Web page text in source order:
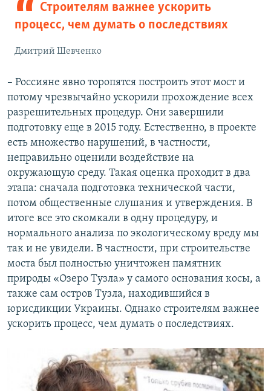
Строителям важнее ускорить
процесс, чем думать о последствиях
Дмитрий Шевченко
– Россияне явно торопятся построить этот мост и
потому чрезвычайно ускорили прохождение всех
разрешительных процедур. Они завершили
подготовку еще в 2015 году. Естественно, в проекте
есть множество нарушений, в частности,
неправильно оценили воздействие на
окружающую среду. Такая оценка проходит в два
этапа: сначала подготовка технической части,
потом общественные слушания и утверждения. В
итоге все это скомкали в одну процедуру, и
нормального анализа по экологическому вреду мы
так и не увидели. В частности, при строительстве
моста был полностью уничтожен памятник
природы «Озеро Тузла» у самого основания косы, а
также сам остров Тузла, находившийся в
юрисдикции Украины. Однако строителям важнее
ускорить процесс, чем думать о последствиях.